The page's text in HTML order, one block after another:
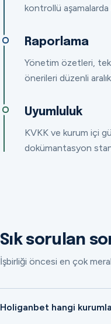
kontrollü
Raporlama
Yönetim özetleri,
önerileri düzenli
Uyumluluk
KVKK ve kurum içi
dokümantasyon
Sık sorulan
İşbirliği öncesi en çok
Holiganbet hangi